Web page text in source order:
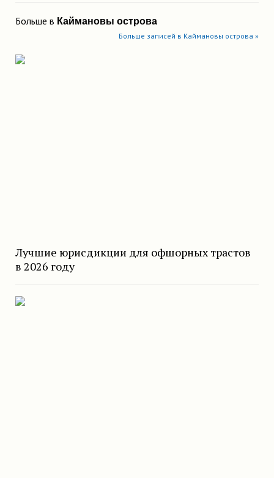
Больше в Каймановы острова
Больше записей в Каймановы острова »
Лучшие юрисдикции для офшорных трастов
в 2026 году